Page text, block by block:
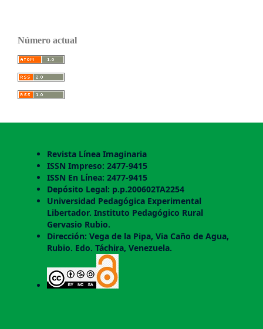
Número actual
Revista Línea Imaginaria
ISSN Impreso: 2477-9415
ISSN En Línea: 2477-9415
Depósito Legal: p.p.200602TA2254
Universidad Pedagógica Experimental
Libertador. Instituto Pedagógico Rural
Gervasio Rubio.
Dirección: Vega de la Pipa, Via Caño de Agua,
Rubio. Edo. Táchira, Venezuela.